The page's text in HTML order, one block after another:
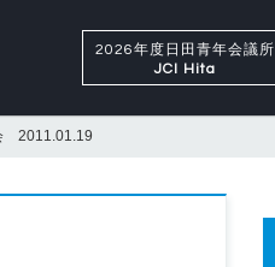
2026年度日田青年会議所
JCI Hita
2011.01.19